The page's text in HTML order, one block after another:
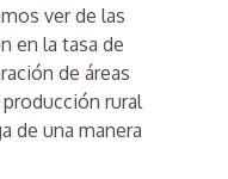
ver de las
en la tasa de
de áreas
rural
de una manera